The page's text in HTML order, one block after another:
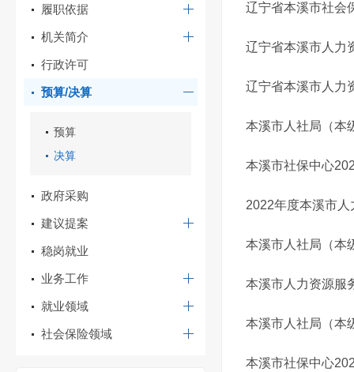
履职依据
机关简介
行政许可
预算/决算
预算
决算
政府采购
建议提案
稳岗就业
业务工作
就业领域
社会保险领域
辽宁省本溪市社会
辽宁省本溪市人力
辽宁省本溪市人力
本溪市人社局（本
本溪市社保中心
2022年度本溪市
本溪市人社局（本
本溪市人力资源服
本溪市人社局（本
本溪市社保中心